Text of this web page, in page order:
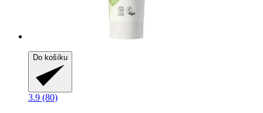
Do košíku
3.9 (80)